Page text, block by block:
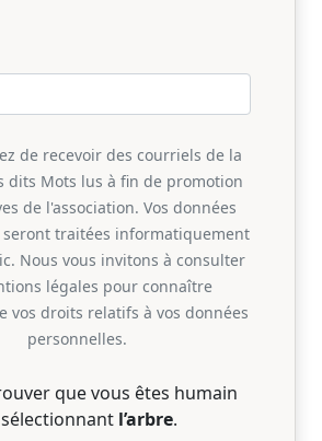
de recevoir des courriels de la
dits Mots lus à fin de promotion
de l'association. Vos données
seront traitées informatiquement
Nous vous invitons à consulter
légales pour connaître
vos droits relatifs à vos données
personnelles.
que vous êtes humain
l’arbre.